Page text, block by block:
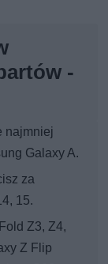
-
najmniej
Galaxy A.
za
15.
Z3, Z4,
Z Flip